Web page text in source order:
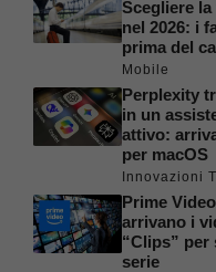
Scegliere
nel 2026: i
prima del
Mobile
Perplexity
in un
attivo:
per macOS
Innovazioni
Prime
arrivano i
“Clips”
serie